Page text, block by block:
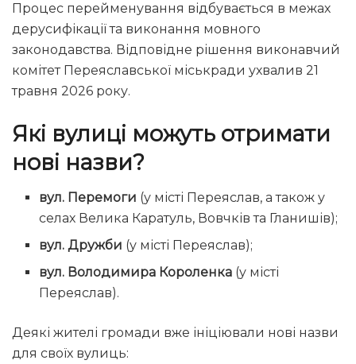
Процес перейменування відбувається в межах
дерусифікації та виконання мовного
законодавства. Відповідне рішення виконавчий
комітет Переяславської міськради ухвалив 21
травня 2026 року.
Які вулиці можуть отримати
нові назви?
вул. Перемоги (у місті Переяслав, а також у
селах Велика Каратуль, Вовчків та Гланишів);
вул. Дружби (у місті Переяслав);
вул. Володимира Короленка (у місті
Переяслав).
Деякі жителі громади вже ініціювали нові назви
для своїх вулиць: